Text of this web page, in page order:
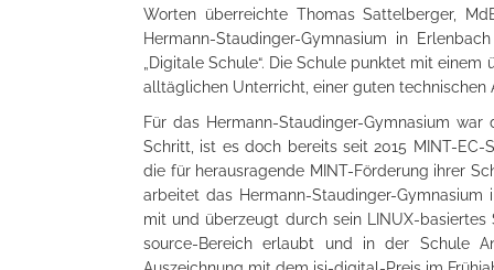
Worten überreichte Thomas Sattelberger,
Hermann-Staudinger-Gymnasium in
„Digitale Schule“. Die Schule punktet mit
alltäglichen Unterricht, einer guten
Für das Hermann-Staudinger-Gymnasium
Schritt, ist es doch bereits seit 2015 MINT-
die für herausragende MINT-Förderung ihrer
arbeitet das Hermann-Staudinger-
mit und überzeugt durch sein LINUX-
source-Bereich erlaubt und in der Schule